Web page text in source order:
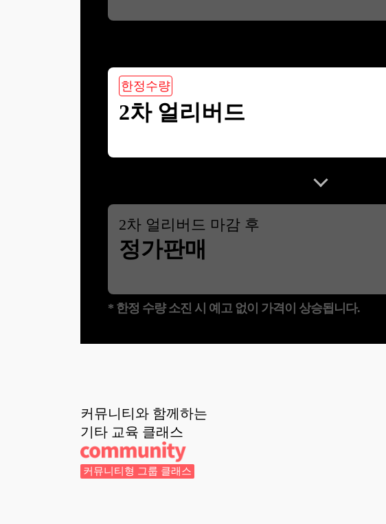
한정수량
2차 얼리버드
2차 얼리버드 마감 후
정가판매
* 한정 수량 소진 시 예고 없이 가격이 상승됩니다.
커뮤니티와 함께하는
기타 교육 클래스
커뮤니티형 그룹 클래스